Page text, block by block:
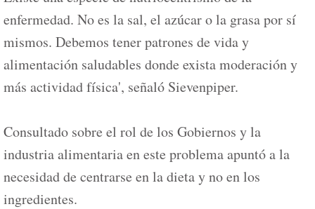
enfermedad. No es la sal, el azúcar o la grasa por sí
mismos. Debemos tener patrones de vida y
alimentación saludables donde exista moderación y
más actividad física', señaló Sievenpiper.
Consultado sobre el rol de los Gobiernos y la
industria alimentaria en este problema apuntó a la
necesidad de centrarse en la dieta y no en los
ingredientes.